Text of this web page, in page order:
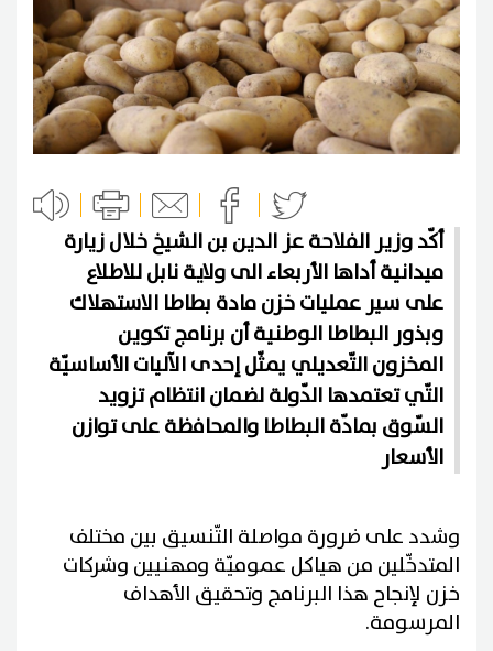
أكّد وزير الفلاحة عز الدين بن الشيخ خلال زيارة
ميدانية أداها الأربعاء الى ولاية نابل للاطلاع
على سير عمليات خزن مادة بطاطا الاستهلاك
وبذور البطاطا الوطنية أن برنامج تكوين
المخزون التّعديلي يمثّل إحدى الآليات الأساسيّة
التّي تعتمدها الدّولة لضمان انتظام تزويد
السّوق بمادّة البطاطا والمحافظة على توازن
الأسعار
وشدد على ضرورة مواصلة التّنسيق بين مختلف
المتدخّلين من هياكل عموميّة ومهنيين وشركات
خزن لإنجاح هذا البرنامج وتحقيق الأهداف
المرسومة.